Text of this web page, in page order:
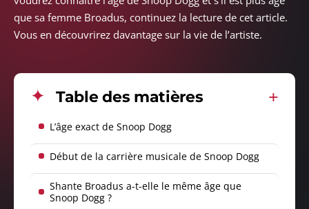
que sa femme Broadus, continuez la lecture de cet article.
Vous en découvrirez davantage sur la vie de l’artiste.
Table des matières
L’âge exact de Snoop Dogg
Début de la carrière musicale de Snoop Dogg
Shante Broadus a-t-elle le même âge que
Snoop Dogg ?